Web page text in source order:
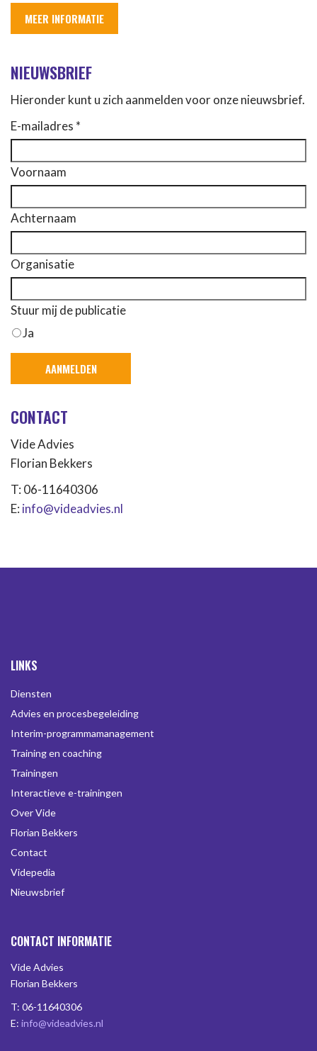
MEER INFORMATIE
NIEUWSBRIEF
Hieronder kunt u zich aanmelden voor onze nieuwsbrief.
E-mailadres *
Voornaam
Achternaam
Organisatie
Stuur mij de publicatie
Ja
CONTACT
Vide Advies
Florian Bekkers
T: 06-11640306
E: info@videadvies.nl
LINKS
Diensten
Advies en procesbegeleiding
Interim-programmamanagement
Training en coaching
Trainingen
Interactieve e-trainingen
Over Vide
Florian Bekkers
Contact
Videpedia
Nieuwsbrief
CONTACT INFORMATIE
Vide Advies
Florian Bekkers
T: 06-11640306
E: info@videadvies.nl